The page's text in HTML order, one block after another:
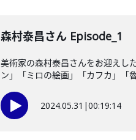
森村泰昌さん Episode_1
美術家の森村泰昌さんをお迎えし
ン」「ミロの絵画」「カフカ」「
2024.05.31 |00:19:14